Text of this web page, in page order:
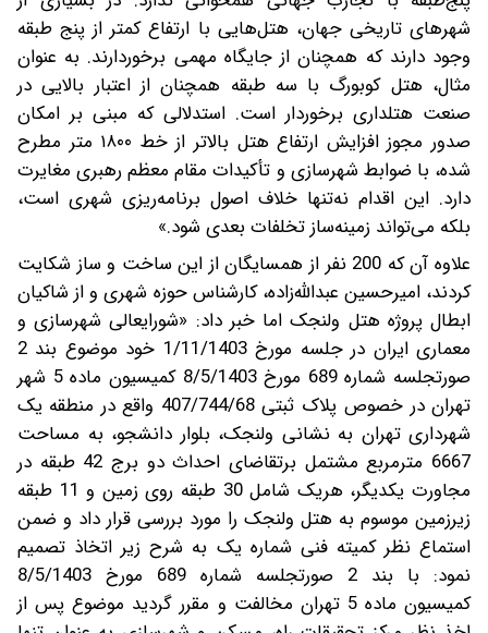
شهرهای تاریخی جهان، هتل‌هایی با ارتفاع کمتر از پنج طبقه
وجود دارند که همچنان از جایگاه مهمی برخوردارند. به عنوان
مثال، هتل کوبورگ با سه طبقه همچنان از اعتبار بالایی در
صنعت هتلداری برخوردار است. استدلالی که مبنی بر امکان
صدور مجوز افزایش ارتفاع هتل بالاتر از خط ۱۸۰۰ متر مطرح
شده، با ضوابط شهرسازی و تأکیدات مقام معظم رهبری مغایرت
دارد. این اقدام نه‌تنها خلاف اصول برنامه‌ریزی شهری است،
بلکه می‌تواند زمینه‌ساز تخلفات بعدی شود.»
علاوه آن که 200 نفر از همسایگان از این ساخت و ساز شکایت
کردند، امیرحسین عبدالله‌‌زاده، کارشناس حوزه شهری و از شاکیان
ابطال پروژه هتل ولنجک اما خبر داد: «شورایعالی شهرسازی و
معماری ایران در جلسه مورخ 1/11/1403 خود موضوع بند 2
صورتجلسه شماره 689 مورخ 8/5/1403 کمیسیون ماده 5 شهر
تهران در خصوص پلاک ثبتی 407/744/68 واقع در منطقه یک
شهرداری تهران به نشانی ولنجک، بلوار دانشجو، به مساحت
6667 مترمربع مشتمل برتقاضای احداث دو برج 42 طبقه در
مجاورت یکدیگر، هریک شامل 30 طبقه روی زمین و 11 طبقه
زیرزمین موسوم به هتل ولنجک را مورد بررسی قرار داد و ضمن
استماع نظر کمیته فنی شماره یک به شرح زیر اتخاذ تصمیم
نمود: با بند 2 صورتجلسه شماره 689 مورخ 8/5/1403
کمیسیون ماده 5 تهران مخالفت و مقرر گردید موضوع پس از